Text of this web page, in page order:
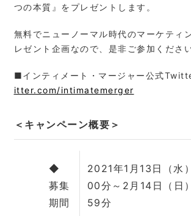
つの本質』をプレゼントします。
無料でニューノーマル時代のマーケティ
レゼント企画なので、是非ご参加ください
■インティメート・マージャー公式
itter.com/intimatemerger
＜キャンペーン概要＞
◆
募集
期間
2021年1月13日（水
00分～2月14日（日
59分